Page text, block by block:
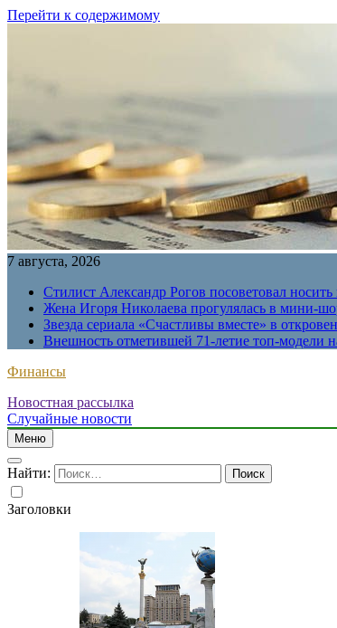
Перейти к содержимому
7 августа, 2026
Стилист Александр Рогов посоветовал
Жена Игоря Николаева прогулялась в мини-
Звезда сериала «Счастливы вместе» в
Внешность отметившей 71-летие топ-модели
Финансы
Новостная рассылка
Случайные новости
Меню
Найти:
Заголовки